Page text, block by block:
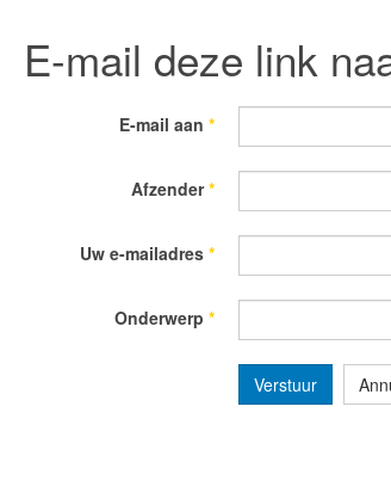
E-mail deze link
E-mail aan *
Afzender*
Uw e-mailadres *
Onderwerp *
Verstuur